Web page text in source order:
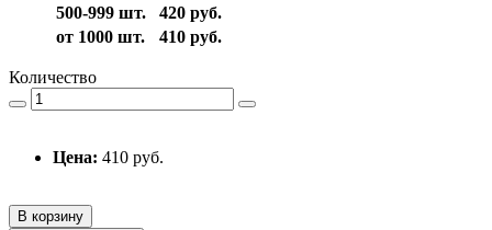
500-999 шт.
420 руб.
от 1000 шт.
410 руб.
Количество
Цена: 410 руб.
В корзину